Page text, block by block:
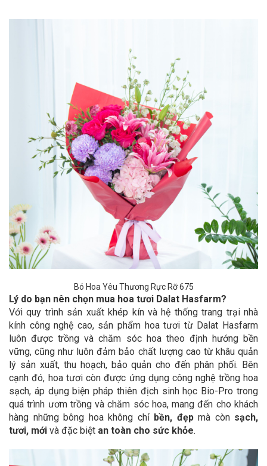
Bó Hoa Yêu Thương Rực Rỡ 675
Lý do bạn nên chọn mua hoa tươi Dalat Hasfarm?
Với quy trình sản xuất khép kín và hệ thống trang trại nhà
kính công nghệ cao, sản phẩm hoa tươi từ Dalat Hasfarm
luôn được trồng và chăm sóc hoa theo định hướng bền
vững, cũng như luôn đảm bảo chất lượng cao từ khâu quản
lý sản xuất, thu hoạch, bảo quản cho đến phân phối. Bên
cạnh đó, hoa tươi còn được ứng dụng công nghệ trồng hoa
sạch, áp dụng biện pháp thiên địch sinh học Bio-Pro trong
quá trình ươm trồng và chăm sóc hoa, mang đến cho khách
hàng những bông hoa không chỉ bền, đẹpmà còn sạch,
tươi, mới và đặc biệt an toàn cho sức khỏe.